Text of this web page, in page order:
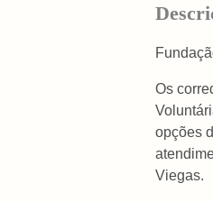
Os
opções
Viegas.